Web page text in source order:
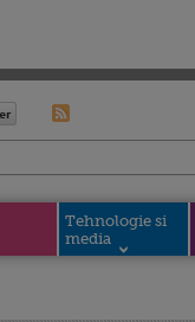
Tehnologie si
media